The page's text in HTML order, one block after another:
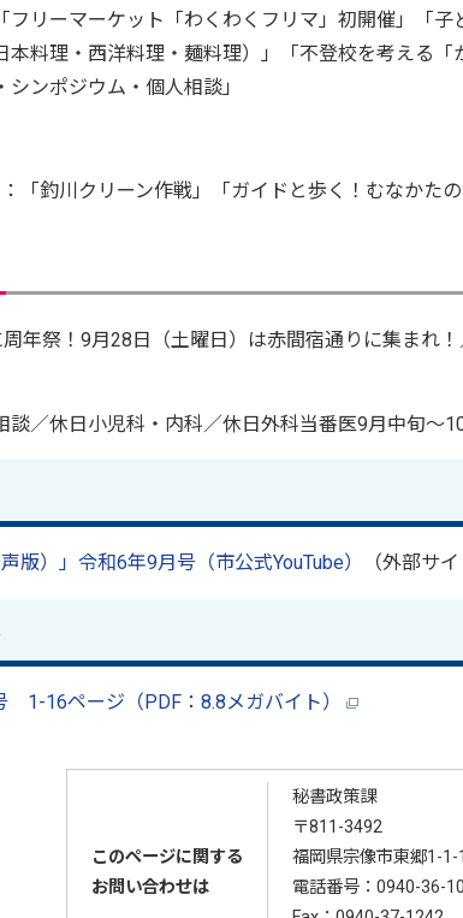
フリーマーケット「わくわくフリマ」初開催」「
本料理・西洋料理・麺料理）」「不登校を考える
ンポジウム・個人相談」
「釣川クリーン作戦」「ガイドと歩く！むなかたの
年祭！9月28日（土曜日）は赤間宿通りに集まれ
談／休日小児科・内科／休日外科当番医9月中旬～
版）」令和6年9月号（市公式YouTube） （外部サ
1-16ページ（PDF：8.8メガバイト）
このページに関する
お問い合わせは
秘書政策課
〒811-3492
福岡県宗像市東郷1-1-1
電話番号： 0940-36-